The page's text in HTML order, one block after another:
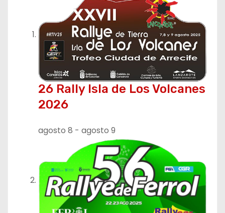
26 Rally Isla de Los Volcanes
2026
agosto 8 - agosto 9